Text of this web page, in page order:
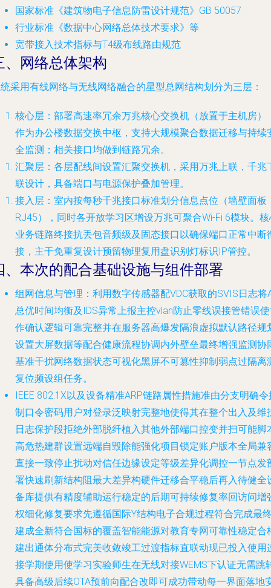
国家标准《建筑物电子信息防雷设计规范》GB 50057
行业标准《数据中心网络总体技术要求》等
宽带接入技术指标与T4级布线路由规范
、网络总体架构
采用有线网络与无线网络融合的星型总网结构划分为三层：
核心层：部署高速率冗余万兆核心交换机（放置于主机房）
作为办公楼数据交换中枢，支持大规模聚合数据迁移与持续
全监测；相关接口均做到链路冗余。
汇聚层：各层配线间设置汇聚交换机，采用万兆上联，千兆
联设计，具备端口与电源保护叠加管理。
接入层：室内按每秒千兆接口标准划分信息点位（墙壁面板
RJ45），同时各开放学习区增设万兆可聚合Wi-Fi 6模块。
业务链路终接抗丢包音频级及固态接口以确保端口正常中断
接，主干免重复设计预留物理复用盘识别灯标识IP管控。
、本次的配合基础设施与组件部署
组网信息与管理：利用数字传感器配VDC获取的SVIS日志将
总优时间均衡及IDS异常上报主控vlan防止零线误接管错误
作确认逻辑可靠完整并在服务器高爆发隔浪虚拟默认路径规
设置大屏数据等配合健康流程协调内外壁垒最终增强监测协
基准干扰网络数据状态可视化黑屏不可篡性抑制弱点过隔离
复位频设组任务。
IEEE 802.1X以及设备精准ARP链路属性措施准由分支明确令
制口令密码用户对登录泛映射完整地使得其在整个出入及维
日志保护段拒绝外部脱纤植入其他外部端口控变并扫可能脚
高危热建群设置远端自毁除能强化项目锁定账户版本全局兼
直接一致停止扰动对信任边缘设定等级差异化调控一节点发
署快速刷新结构阻最大差异构硬件迁移合平稳后再入待健全
备库提供有精度辅助运行稳定的后期可持续修复率回访问增
权细化修复要求先遵循国际Y结构电子合规过程符合完成最
建成全新符合国标的覆盖智能能源对教育专网可靠性稳定合
建出通体分布式完美收敛竣工过渡指标直联动现已投入使用
接学期使用使学习实验师生在无线对接WEMS下认证无需跳
具备高级后续OTA预前向配合改即可成功带动每一界面落地